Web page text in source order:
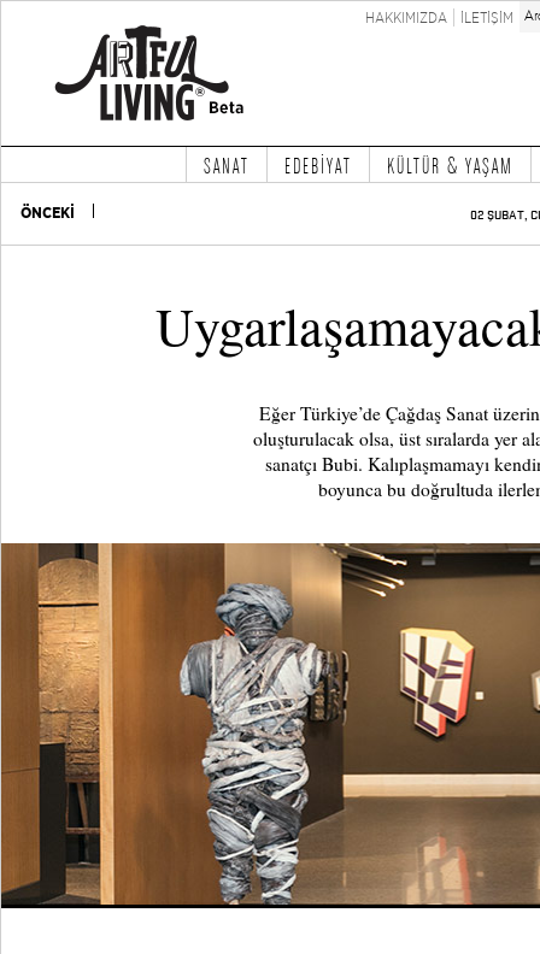
HAKKIMIZDA İLETİŞİM
SANAT EDEBİYAT KÜLTÜR & YAŞAM
ÖNCEKİ 02 ŞUBAT,
Eğer Türkiye’de Çağdaş Sanat
oluşturulacak olsa, üst sıralarda yer
sanatçı Bubi. Kalıplaşmamayı
boyunca bu doğrultuda